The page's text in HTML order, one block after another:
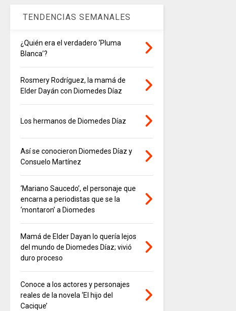
TENDENCIAS SEMANALES
¿Quién era el verdadero ‘Pluma
Blanca’?
Rosmery Rodríguez, la mamá de
Elder Dayán con Diomedes Díaz
Los hermanos de Diomedes Díaz
Así se conocieron Diomedes Díaz y
Consuelo Martínez
‘Mariano Saucedo’, el personaje que
encarna a periodistas que se la
‘montaron’ a Diomedes
Mamá de Elder Dayan lo quería lejos
del mundo de Diomedes Díaz; vivió
duro proceso
Conoce a los actores y personajes
reales de la novela ‘El hijo del
Cacique’